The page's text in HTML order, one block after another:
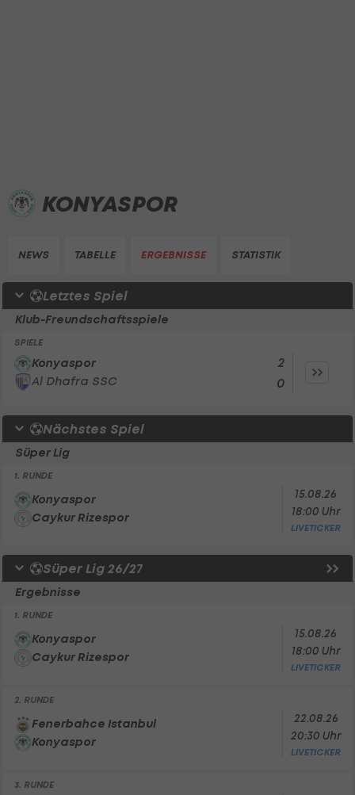
KONYASPOR
NEWS TABELLE ERGEBNISSE STATISTIK
Letztes Spiel
Klub-Freundschaftsspiele
SPIELE
Konyaspor
Al Dhafra SSC
2
0
Nächstes Spiel
Süper Lig
1. RUNDE
Konyaspor
Caykur Rizespor
15.08.26
18:00 Uhr
LIVETICKER
Süper Lig 26/27
Ergebnisse
1. RUNDE
Konyaspor
Caykur Rizespor
15.08.26
18:00 Uhr
LIVETICKER
2. RUNDE
Fenerbahce Istanbul
Konyaspor
22.08.26
20:30 Uhr
LIVETICKER
3. RUNDE